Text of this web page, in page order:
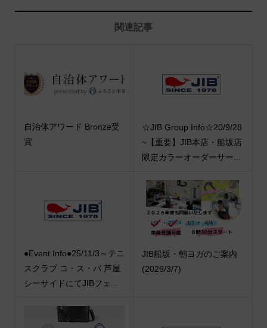
関連記事
自治体アワード Bronze受
賞
☆JIB Group Info☆20/9/28
~【重要】JIB本店・船坂店
限定カラーオーダーサー...
●Event Info●25/11/3～テニ
スクラブ コ・ス・パ 芦屋
シーサイドにてJIBフェ...
JIB船坂・朝ヨガのご案内
(2026/3/7)